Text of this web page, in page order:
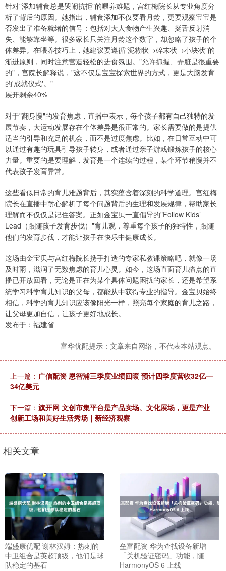
针对"添加辅食总是哭闹抗拒"的喂养难题，宫红梅院长从专业角度分
析了背后的原因。她指出，辅食添加不仅要看月龄，更要观察宝宝是
否发出了准备就绪的信号：包括对大人食物产生兴趣、挺舌反射消
失、能够靠坐等。很多家长只关注月龄这个数字，却忽略了孩子的个
体差异。在喂养技巧上，她建议要遵循"泥糊状→碎末状→小块状"的
渐进原则，同时注意营造轻松的进食氛围。"允许抓握、弄脏是很重要
的"，宫院长解释说，"这不仅是宝宝探索世界的方式，更是大脑发育
的'成就仪式'。"
展开剩余40%
对于"翻身慢"的发育焦虑，直播中表示，每个孩子都有自己独特的发
展节奏，大运动发展存在个体差异是很正常的。家长需要做的是提供
适当的引导和充足的机会，而不是过度焦虑。比如，在日常互动中可
以通过有趣的玩具引导孩子转身，或者通过亲子游戏锻炼孩子的核心
力量。重要的是要理解，发育是一个连续的过程，某个环节稍慢并不
代表孩子发育异常。
这些看似日常的育儿难题背后，其实蕴含着深刻的科学道理。宫红梅
院长在直播中耐心解析了每个问题背后的生理和发展规律，帮助家长
理解而不仅仅是记住答案。正如金宝贝一直倡导的"Follow Kids’
Lead（跟随孩子发育步伐）"育儿观，尊重每个孩子的独特性，跟随
他们的发育步伐，才能让孩子在快乐中健康成长。
这场由金宝贝与宫红梅院长携手打造的专家私教课策略吧，就像一场
及时雨，滋润了无数焦虑的育儿心灵。如今，这场直面育儿痛点的直
播已开放回看，无论是正在为某个具体问题困扰的家长，还是希望系
统学习科学育儿知识的父母，都能从中获得专业的指导。金宝贝始终
相信，科学的育儿知识应该像阳光一样，照亮每个家庭的育儿之路，
让父母更加自信，让孩子更好地成长。
发布于：福建省
富华优配提示：文章来自网络，不代表本站观点。
上一篇： 广信配资 恩智浦三季度业绩回暖 预计四季度营收32亿—
34亿美元
下一篇： 旗开网 文创市集平台是产品卖场、文化展场，更是产业
创新工场和美好生活秀场｜新经济观察
相关文章
端盛康优配 谢林汉姆：热刺的
中卫组合是英超顶级，他们是球
队稳定的基石
垒富配资 华为查找设备新增
「关机验证密码」功能，随
HarmonyOS 6 上线